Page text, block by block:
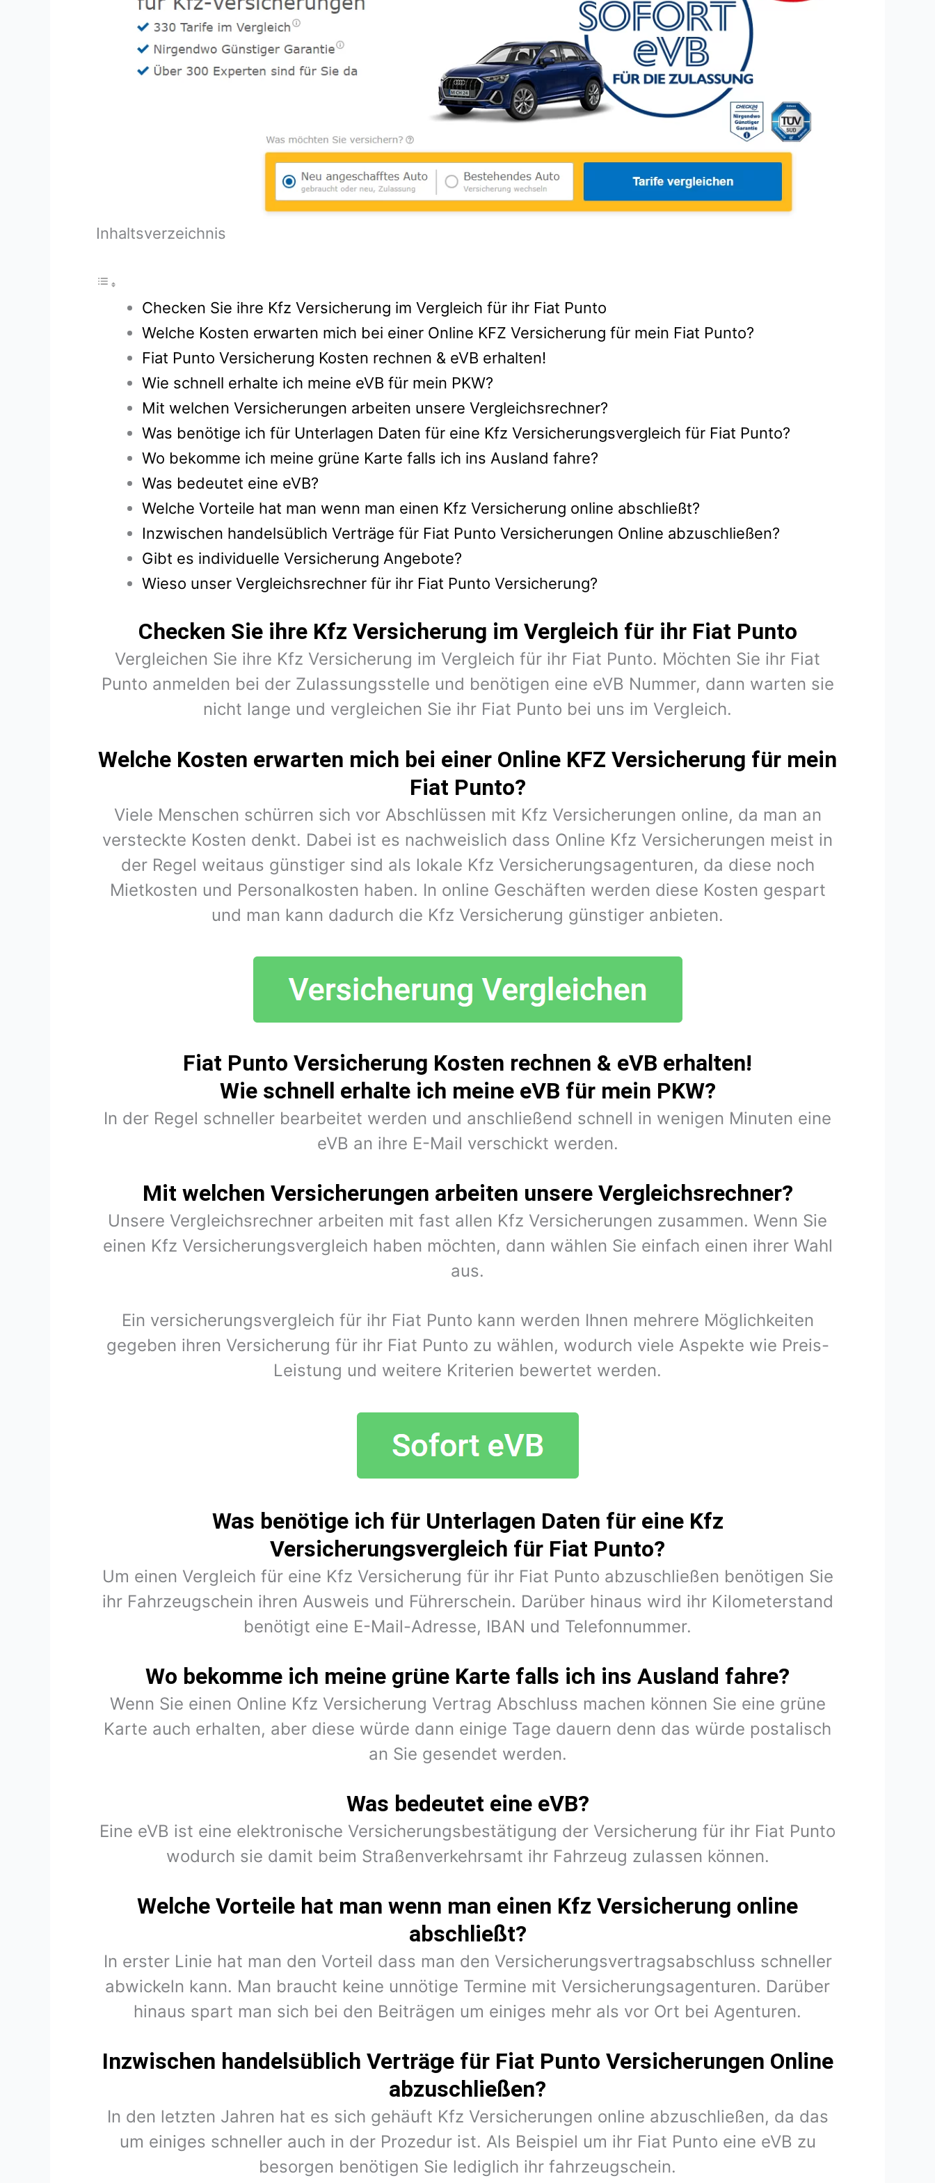
Inhaltsverzeichnis
Checken Sie ihre Kfz Versicherung im Vergleich für ihr Fiat Punto
Welche Kosten erwarten mich bei einer Online KFZ Versicherung für mein Fiat Punto?
Fiat Punto Versicherung Kosten rechnen & eVB erhalten!
Wie schnell erhalte ich meine eVB für mein PKW?
Mit welchen Versicherungen arbeiten unsere Vergleichsrechner?
Was benötige ich für Unterlagen Daten für eine Kfz Versicherungsvergleich für Fiat Punto?
Wo bekomme ich meine grüne Karte falls ich ins Ausland fahre?
Was bedeutet eine eVB?
Welche Vorteile hat man wenn man einen Kfz Versicherung online abschließt?
Inzwischen handelsüblich Verträge für Fiat Punto Versicherungen Online abzuschließen?
Gibt es individuelle Versicherung Angebote?
Wieso unser Vergleichsrechner für ihr Fiat Punto Versicherung?
Checken Sie ihre Kfz Versicherung im Vergleich für ihr Fiat Punto
Vergleichen Sie ihre Kfz Versicherung im Vergleich für ihr Fiat Punto. Möchten Sie ihr Fiat
Punto anmelden bei der Zulassungsstelle und benötigen eine eVB Nummer, dann warten sie
nicht lange und vergleichen Sie ihr Fiat Punto bei uns im Vergleich.
Welche Kosten erwarten mich bei einer Online KFZ Versicherung für mein
Fiat Punto?
Viele Menschen schürren sich vor Abschlüssen mit Kfz Versicherungen online, da man an
versteckte Kosten denkt. Dabei ist es nachweislich dass Online Kfz Versicherungen meist in
der Regel weitaus günstiger sind als lokale Kfz Versicherungsagenturen, da diese noch
Mietkosten und Personalkosten haben. In online Geschäften werden diese Kosten gespart
und man kann dadurch die Kfz Versicherung günstiger anbieten.
Fiat Punto Versicherung Kosten rechnen & eVB erhalten!
Wie schnell erhalte ich meine eVB für mein PKW?
In der Regel schneller bearbeitet werden und anschließend schnell in wenigen Minuten eine
eVB an ihre E-Mail verschickt werden.
Mit welchen Versicherungen arbeiten unsere Vergleichsrechner?
Unsere Vergleichsrechner arbeiten mit fast allen Kfz Versicherungen zusammen. Wenn Sie
einen Kfz Versicherungsvergleich haben möchten, dann wählen Sie einfach einen ihrer Wahl
aus.
Ein versicherungsvergleich für ihr Fiat Punto kann werden Ihnen mehrere Möglichkeiten
gegeben ihren Versicherung für ihr Fiat Punto zu wählen, wodurch viele Aspekte wie Preis-
Leistung und weitere Kriterien bewertet werden.
Was benötige ich für Unterlagen Daten für eine Kfz
Versicherungsvergleich für Fiat Punto?
Um einen Vergleich für eine Kfz Versicherung für ihr Fiat Punto abzuschließen benötigen Sie
ihr Fahrzeugschein ihren Ausweis und Führerschein. Darüber hinaus wird ihr Kilometerstand
benötigt eine E-Mail-Adresse, IBAN und Telefonnummer.
Wo bekomme ich meine grüne Karte falls ich ins Ausland fahre?
Wenn Sie einen Online Kfz Versicherung Vertrag Abschluss machen können Sie eine grüne
Karte auch erhalten, aber diese würde dann einige Tage dauern denn das würde postalisch
an Sie gesendet werden.
Was bedeutet eine eVB?
Eine eVB ist eine elektronische Versicherungsbestätigung der Versicherung für ihr Fiat Punto
wodurch sie damit beim Straßenverkehrsamt ihr Fahrzeug zulassen können.
Welche Vorteile hat man wenn man einen Kfz Versicherung online
abschließt?
In erster Linie hat man den Vorteil dass man den Versicherungsvertragsabschluss schneller
abwickeln kann. Man braucht keine unnötige Termine mit Versicherungsagenturen. Darüber
hinaus spart man sich bei den Beiträgen um einiges mehr als vor Ort bei Agenturen.
Inzwischen handelsüblich Verträge für Fiat Punto Versicherungen Online
abzuschließen?
In den letzten Jahren hat es sich gehäuft Kfz Versicherungen online abzuschließen, da das
um einiges schneller auch in der Prozedur ist. Als Beispiel um ihr Fiat Punto eine eVB zu
besorgen benötigen Sie lediglich ihr fahrzeugschein.